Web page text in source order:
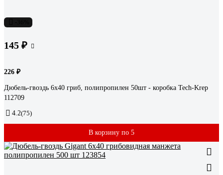
145 ₽
226 ₽
Дюбель-гвоздь 6х40 гриб, полипропилен 50шт - коробка Tech-Krep
112709
4.2(75)
В корзину по 5